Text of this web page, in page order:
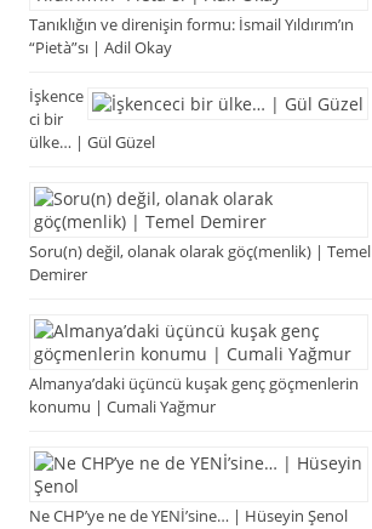
Tanıklığın ve direnişin formu: İsmail Yıldırım’ın
“Pietà”sı | Adil Okay
İşkence
ci bir
ülke… | Gül Güzel
Soru(n) değil, olanak olarak göç(menlik) | Temel
Demirer
Almanya’daki üçüncü kuşak genç göçmenlerin
konumu | Cumali Yağmur
Ne CHP’ye ne de YENİ’sine… | Hüseyin Şenol